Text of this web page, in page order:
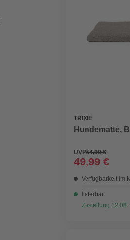
TRIXIE
Hundematte,
UVP54,99 €
49,99 €
Verfügbarkeit im
lieferbar
Zustellung 12.08.